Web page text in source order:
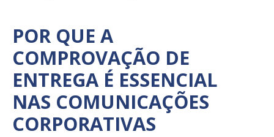
POR QUE A
COMPROVAÇÃO DE
ENTREGA É ESSENCIAL
NAS COMUNICAÇÕES
CORPORATIVAS